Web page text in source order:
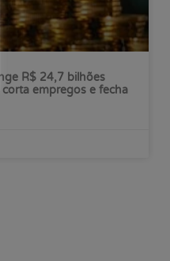
R$ 24,7 bilhões
empregos e fecha